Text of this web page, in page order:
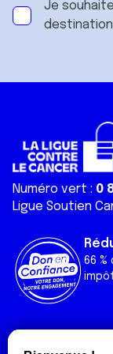
Je
Numéro vert : 0
Ligue Soutien
66
Liens utiles